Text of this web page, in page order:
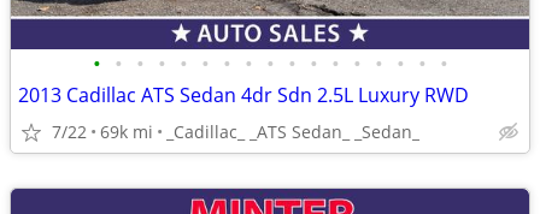
• • • • • • • • • • • • • • • • •
2013 Cadillac ATS Sedan 4dr Sdn 2.5L Luxury RWD
7/22 69k mi _Cadillac_ _ATS Sedan_ _Sedan_